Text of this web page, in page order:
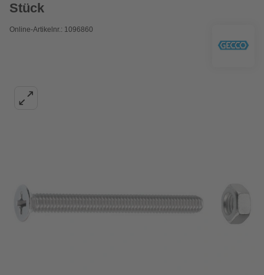
Stück
Online-Artikelnr.: 1096860